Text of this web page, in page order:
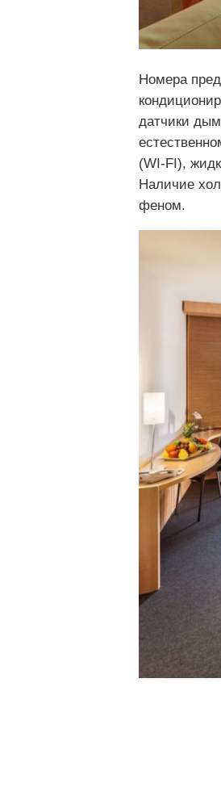
Номера
датчики
(WI-FI),
Наличие
феном.